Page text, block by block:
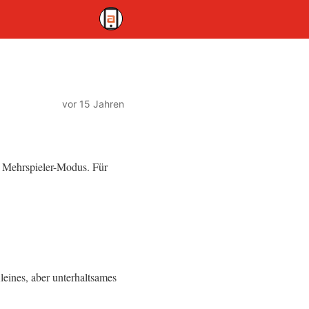
vor 15 Jahren
Modus. Für
aber unterhaltsames